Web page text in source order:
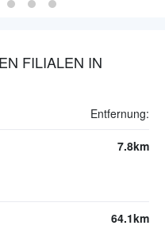
FILIALEN IN
Entfernung:
7.8km
64.1km